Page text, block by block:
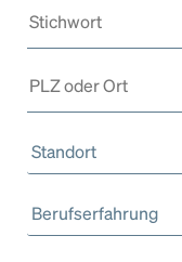
Standort
Berufserfahrung